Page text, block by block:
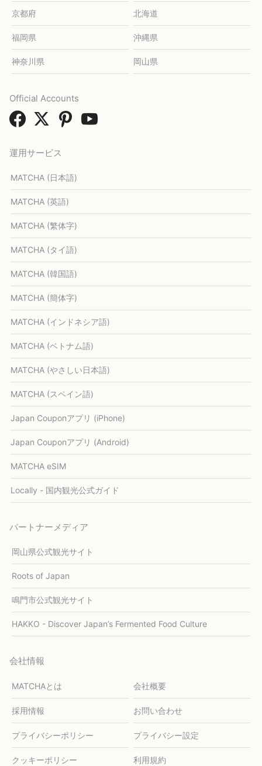
京都府 北海道
福岡県 沖縄県
神奈川県 岡山県
運用サービス
MATCHA (日本語)
MATCHA (英語)
MATCHA (繁体字)
MATCHA (タイ語)
MATCHA (韓国語)
MATCHA (簡体字)
MATCHA (インドネシア語)
MATCHA (ベトナム語)
MATCHA (やさしい日本語)
MATCHA (スペイン語)
Japan Couponアプリ (iPhone)
Japan Couponアプリ (Android)
MATCHA eSIM
Locally - 国内観光公式ガイド
パートナーメディア
岡山県公式観光サイト
Roots of Japan
鳴門市公式観光サイト
HAKKO - Discover Japan’s Fermented Food Culture
会社情報
MATCHAとは 会社概要
採用情報 お問い合わせ
プライバシーポリシー プライバシー設定
クッキーポリシー 利用規約
Official Accounts